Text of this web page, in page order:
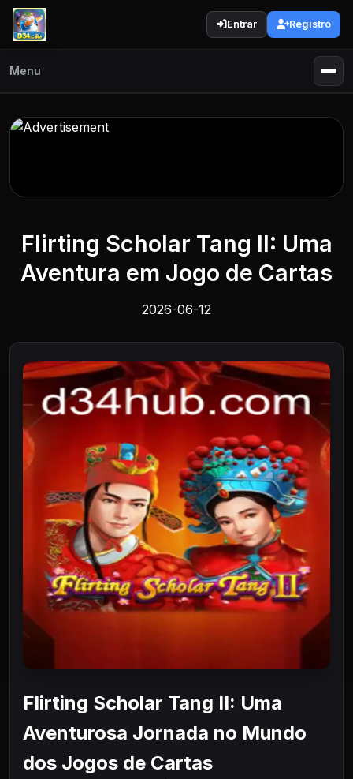
Entrar Registro
Menu
Flirting Scholar Tang II: Uma
Aventura em Jogo de Cartas
2026-06-12
Flirting Scholar Tang II: Uma
Aventurosa Jornada no Mundo
dos Jogos de Cartas